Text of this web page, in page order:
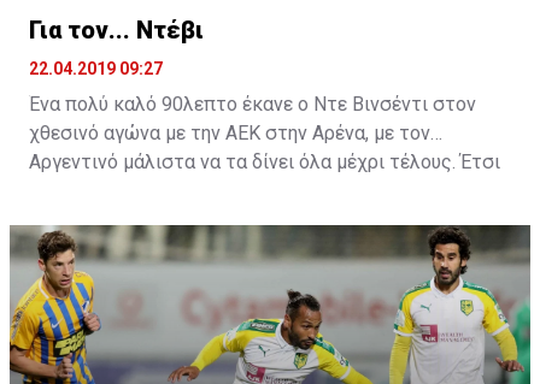
Για τον... Ντέβι
22.04.2019 09:27
Ένα πολύ καλό 90λεπτο έκανε ο Ντε Βινσέντι στον
χθεσινό αγώνα με την ΑΕΚ στην Αρένα, με τον
Αργεντινό μάλιστα να τα δίνει όλα μέχρι τέλους. Έτσι
του Τόνιο.